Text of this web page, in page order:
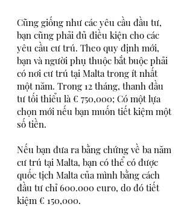
Cũng giống như các yêu cầu đầu tư,
bạn cũng phải đủ điều kiện cho các
yêu cầu cư trú. Theo quy định mới,
bạn và người phụ thuộc bắt buộc phải
có nơi cư trú tại Malta trong ít nhất
một năm. Trong 12 tháng, thanh đầu
tư tối thiểu là € 750,000; Có một lựa
chọn mới nếu bạn muốn tiết kiệm một
số tiền.
Nếu bạn đưa ra bằng chứng về ba năm
cư trú tại Malta, bạn có thể có được
quốc tịch Malta của mình bằng cách
đầu tư chỉ 600.000 euro, do đó tiết
kiệm € 150,000.